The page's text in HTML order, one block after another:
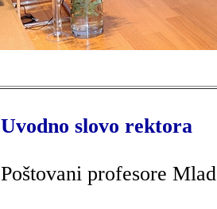
Uvodno slovo rektora
Poštovani profesore